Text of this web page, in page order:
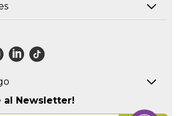
al Newsletter!